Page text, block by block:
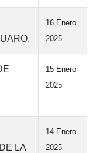
16 Enero
2025
15 Enero
2025
LA
14 Enero
2025